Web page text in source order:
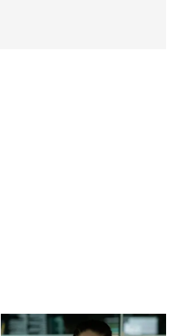
宿、旅遊景點、航空等領域，
、居家生活範疇，具備實測
Oriental、JOAL
Banyan Tree、IHG、Ma
策劃並執行超過7
MC開房間」、260 篇以上
」盤點類文章，致力用專業視
新話題、兼具風格與實用的高
。 Contact：ben